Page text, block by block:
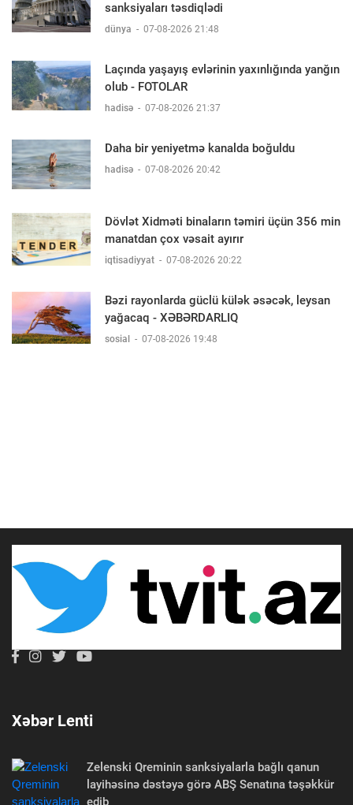
sanksiyaları təsdiqlədi
dünya - 07-08-2026 21:48
Laçında yaşayış evlərinin yaxınlığında yanğın
olub - FOTOLAR
hadisə - 07-08-2026 21:37
Daha bir yeniyetmə kanalda boğuldu
hadisə - 07-08-2026 20:42
Dövlət Xidməti binaların təmiri üçün 356 min
manatdan çox vəsait ayırır
iqtisadiyyat - 07-08-2026 20:22
Bəzi rayonlarda güclü külək əsəcək, leysan
yağacaq - XƏBƏRDARLIQ
sosial - 07-08-2026 19:48
Xəbər Lenti
Zelenski Qreminin sanksiyalarla bağlı qanun
layihəsinə dəstəyə görə ABŞ Senatına təşəkkür
edib